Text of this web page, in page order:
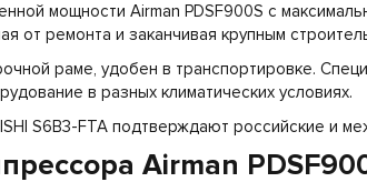
мощности Airman PDSF900S с
от ремонта и заканчивая крупным
раме, удобен в транспортировке.
в разных климатических условиях.
S6B3-FTA подтверждают российские и
Airman